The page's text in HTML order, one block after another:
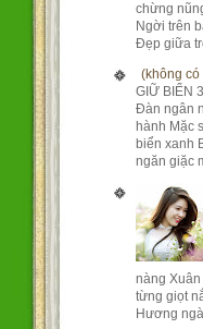
chừng
Ngời trên
Đẹp giữa
(không có
GIỮ BIỂN
Đàn ngân
hành Mặc
biển xanh
ngăn giặc
nàng
từng giọt
Hương